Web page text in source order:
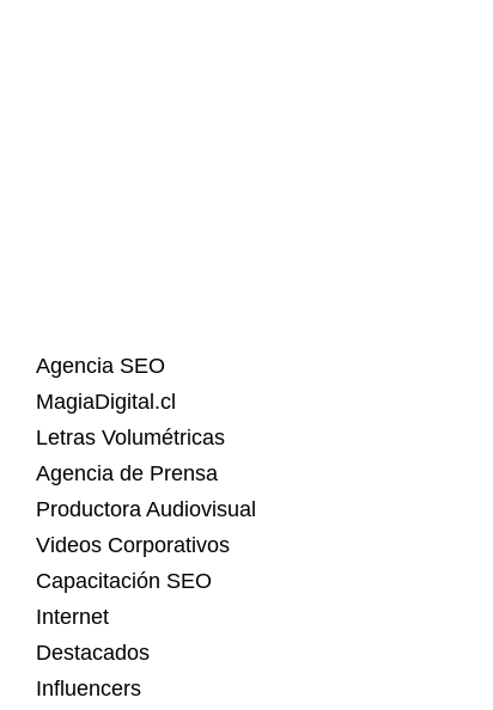
Agencia SEO
MagiaDigital.cl
Letras Volumétricas
Agencia de Prensa
Productora Audiovisual
Videos Corporativos
Capacitación SEO
Internet
Destacados
Influencers